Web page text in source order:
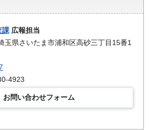
課 広報担当
玉県さいたま市浦和区高砂三丁目15番1
4923
お問い合わせフォーム